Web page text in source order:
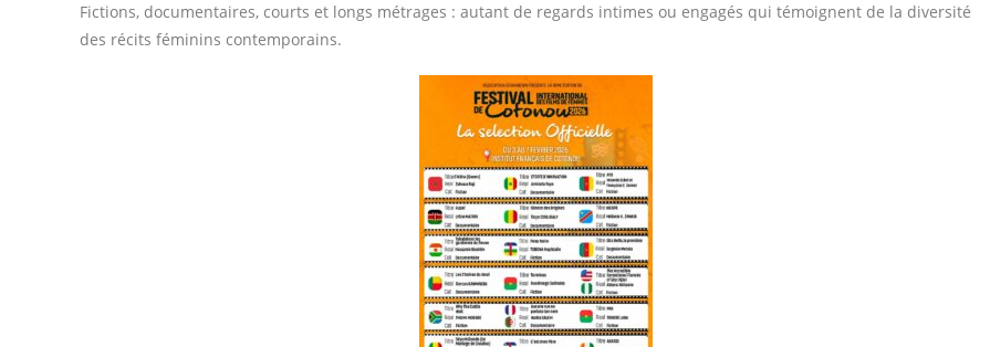
Fictions, documentaires, courts et longs métrages : autant de regards intimes ou engagés qui témoignent de la diversité
des récits féminins contemporains.